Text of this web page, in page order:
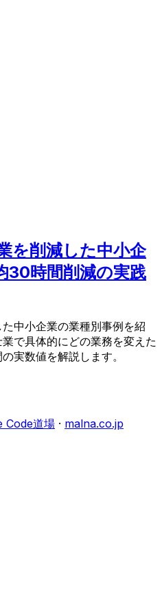
を削減した中小企
30時間削減の実践
中小企業の業種別事例を紹
で具体的にどの業務を変えた
実数値を解説します。
Code道場 · malna.co.jp